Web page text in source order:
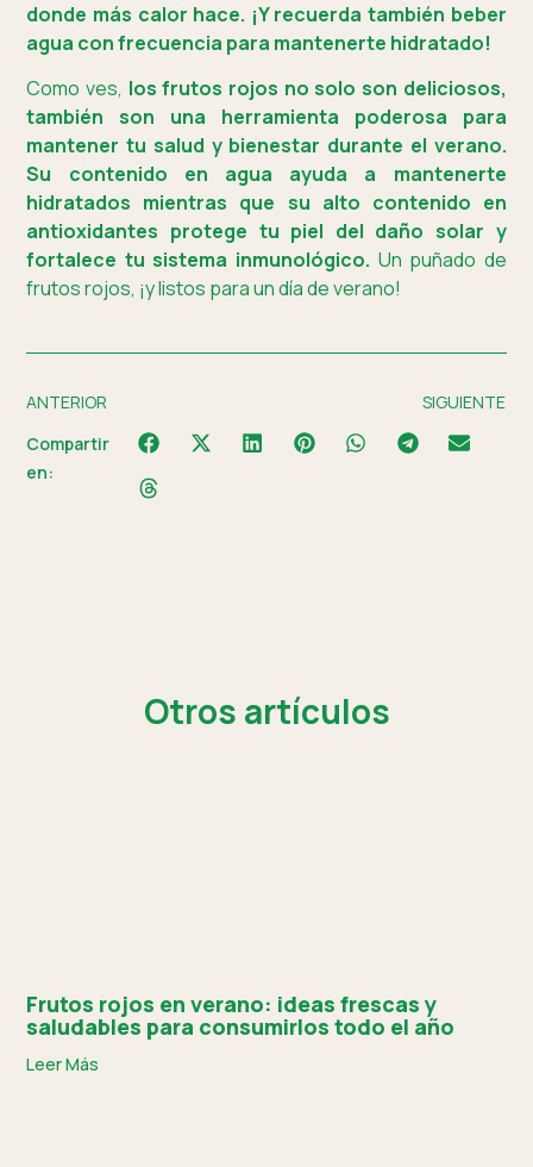
donde más calor hace. ¡Y recuerda también beber
agua con frecuencia para mantenerte hidratado!
Como ves, los frutos rojos no solo son deliciosos,
también son una herramienta poderosa para
mantener tu salud y bienestar durante el verano.
Su contenido en agua ayuda a mantenerte
hidratados mientras que su alto contenido en
antioxidantes protege tu piel del daño solar y
fortalece tu sistema inmunológico. Un puñado de
frutos rojos, ¡y listos para un día de verano!
ANTERIOR
SIGUIENTE
Compartir
en:
Otros artículos
Frutos rojos en verano: ideas frescas y
saludables para consumirlos todo el año
Leer Más